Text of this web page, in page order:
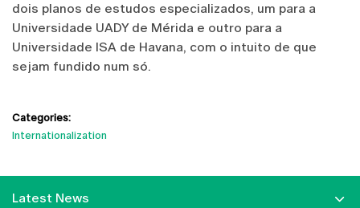
dois planos de estudos especializados, um para a
Universidade UADY de Mérida e outro para a
Universidade ISA de Havana, com o intuito de que
sejam fundido num só.
Categories:
Internationalization
Latest News